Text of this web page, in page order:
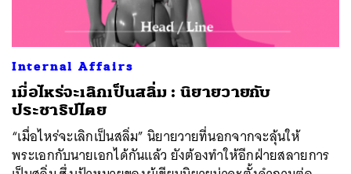
Internal Affairs
เมื่อไหร่จะเลิกเป็นสลิ่ม : นิยายวายกับ
ประชาธิปไตย
“เมื่อไหร่จะเลิกเป็นสลิ่ม” นิยายวายที่นอกจากจะลุ้นให้
พระเอกกับนายเอกได้กันแล้ว ยังต้องทำให้อีกฝ่ายสลายการ